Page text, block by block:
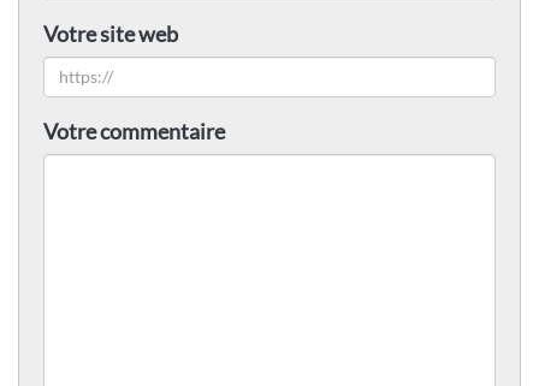
Votre site web
Votre commentaire